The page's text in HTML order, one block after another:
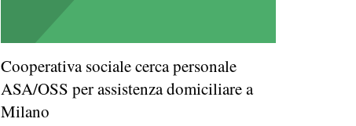
Cooperativa sociale cerca personale
ASA/OSS per assistenza domiciliare a
Milano